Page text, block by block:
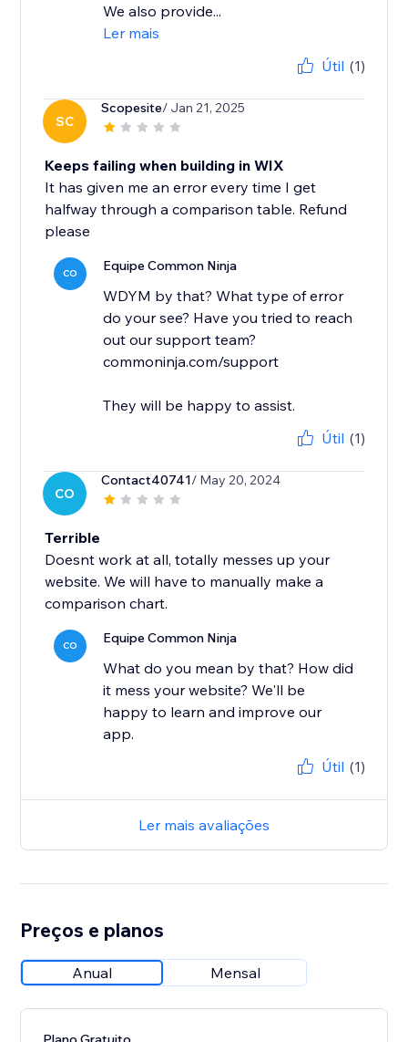
We also provide...
Ler mais
Útil (1)
SC
Scopesite/ Jan 21, 2025
Keeps failing when building in WIX
It has given me an error every time I get
halfway through a comparison table. Refund
please
CO Equipe Common Ninja
WDYM by that? What type of error
do your see? Have you tried to reach
out our support team?
commoninja.com/support
They will be happy to assist.
Útil (1)
CO
Contact40741/ May 20, 2024
Terrible
Doesnt work at all, totally messes up your
website. We will have to manually make a
comparison chart.
CO Equipe Common Ninja
What do you mean by that? How did
it mess your website? We'll be
happy to learn and improve our
app.
Útil (1)
Ler mais avaliações
Preços e planos
Anual Mensal